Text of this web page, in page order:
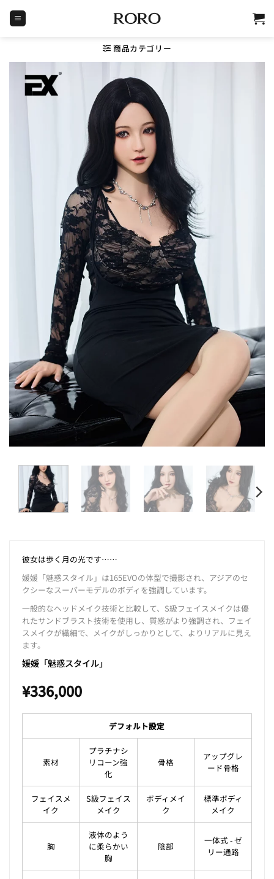
content
商品カテゴリー
彼女は歩く月の光です……
媛媛「魅惑スタイル」は165EVOの体型で撮影され、アジアのセ
クシーなスーパーモデルのボディを強調しています。
一般的なヘッドメイク技術と比較して、S級フェイスメイクは優
れたサンドブラスト技術を使用し、質感がより強調され、フェイ
スメイクが繊細で、メイクがしっかりとして、よりリアルに見え
ます。
媛媛「魅惑スタイル」
¥336,000
デフォルト設定
素材
プラチナシ
リコーン強
化
骨格
アップグレ
ード骨格
フェイスメ
イク
S級フェイス
メイク
ボディメイ
ク
標準ボディ
メイク
胸
液体のよう
に柔らかい
胸
陰部
一体式 - ゼ
リー通路